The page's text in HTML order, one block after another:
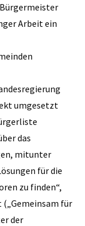
Arbeit ein
umgesetzt
das
mitunter
für die
zu finden“,
für
der